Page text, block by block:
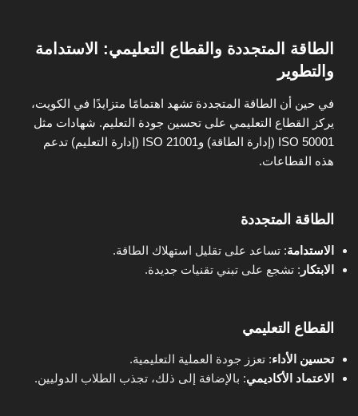
الطاقة المتجددة والقطاع التعليمي: الاستدامة
والتطوير
في حين أن الطاقة المتجددة تشهد اهتمامًا متزايدًا في الكويت،
يركز القطاع التعليمي على تحسين جودة التعليم. شهادات مثل
ISO 50001 (إدارة الطاقة) وISO 21001 (إدارة التعليم) تدعم
هذه القطاعات.
الطاقة المتجددة
الاستدامة: تساعد على تقليل استهلاك الطاقة.
الابتكار : تشجع على تبني تقنيات جديدة.
القطاع التعليمي
تحسين الأداء: تعزز جودة العملية التعليمية.
الاعتماد الأكاديمي: بالإضافة إلى ذلك، تجذب الطلاب الدوليين.